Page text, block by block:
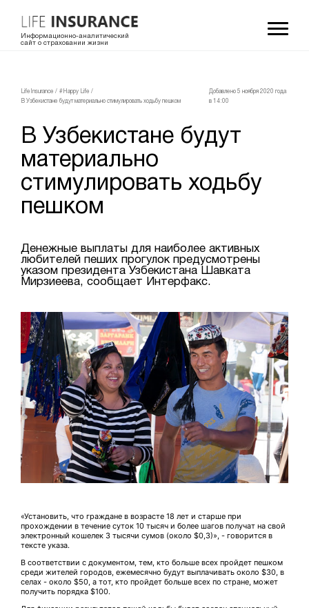
Информационно-аналитический
сайт о страховании жизни
LifeInsurance / #Happy Life /
В Узбекистане будут материально стимулировать ходьбу пешком
Добавлено 5 ноября 2020 года
в 14:00
В Узбекистане будут
материально
стимулировать ходьбу
пешком
Денежные выплаты для наиболее активных
любителей пеших прогулок предусмотрены
указом президента Узбекистана Шавката
Мирзиеева, сообщает Интерфакс.
«Установить, что граждане в возрасте 18 лет и старше при
прохождении в течение суток 10 тысяч и более шагов получат на свой
электронный кошелек 3 тысячи сумов (около $0,3)», - говорится в
тексте указа.
В соответствии с документом, тем, кто больше всех пройдет пешком
среди жителей городов, ежемесячно будут выплачивать около $30, в
селах - около $50, а тот, кто пройдет больше всех по стране, может
получить порядка $100.